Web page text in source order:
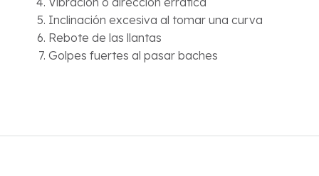
Inclinación excesiva al tomar una curva
Rebote de las llantas
Golpes fuertes al pasar baches